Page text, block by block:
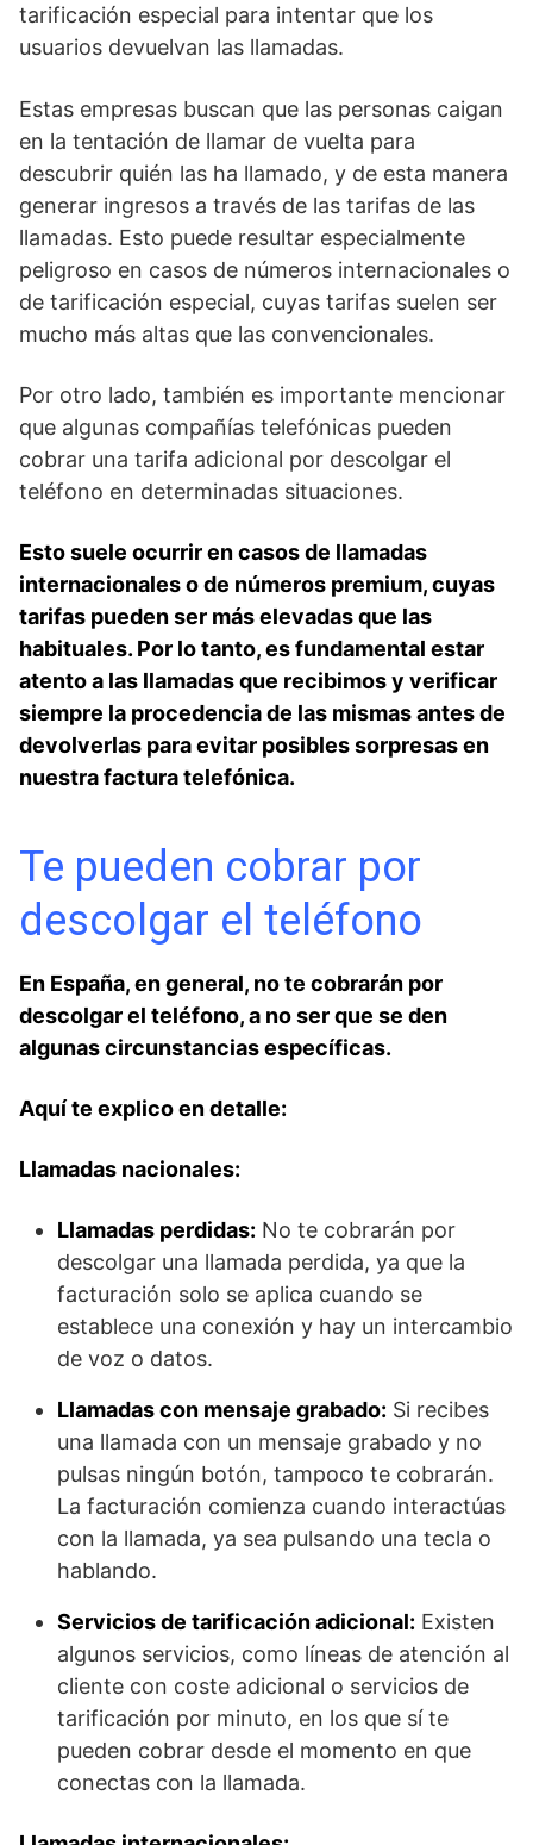
tarificación especial para intentar que los
usuarios devuelvan las llamadas.
Estas empresas ‍buscan que las personas caigan
en la tentación de llamar de vuelta para
descubrir quién las ha llamado,⁢ y de esta manera
‌generar ingresos a través‌ de las tarifas de las
llamadas. Esto puede resultar especialmente
peligroso en casos de números internacionales o
de tarificación especial, cuyas tarifas suelen ser
mucho⁤ más altas ⁣que las convencionales.
Por otro lado, también es importante mencionar
que algunas compañías telefónicas pueden
cobrar una tarifa adicional por descolgar el⁤
teléfono en determinadas situaciones.
Esto suele ocurrir en casos de llamadas
internacionales o de ‍números premium, cuyas
tarifas pueden ser​ más elevadas que las
habituales. ⁤Por lo tanto, es ⁤fundamental estar
atento a las llamadas que recibimos y ⁢verificar
siempre la procedencia de las mismas antes de
devolverlas para ⁤evitar posibles sorpresas en
nuestra factura telefónica.
Te pueden cobrar por
descolgar el teléfono
En España, en general, no te cobrarán por
descolgar el teléfono, a no ser que se den
algunas circunstancias específicas.
Aquí te explico en detalle:
Llamadas nacionales:
Llamadas perdidas: No te cobrarán por
descolgar una llamada perdida, ya que la
facturación solo se aplica cuando se
establece una conexión y hay un intercambio
de voz o datos.
Llamadas con mensaje grabado: Si recibes
una llamada con un mensaje grabado y no
pulsas ningún botón, tampoco te cobrarán.
La facturación comienza cuando interactúas
con la llamada, ya sea pulsando una tecla o
hablando.
Servicios de tarificación adicional: Existen
algunos servicios, como líneas de atención al
cliente con coste adicional o servicios de
tarificación por minuto, en los que sí te
pueden cobrar desde el momento en que
conectas con la llamada.